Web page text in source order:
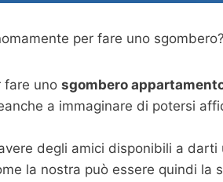
per fare uno
fare uno sgombero
a immaginare di potersi
degli amici disponibili a
la nostra può essere quindi la